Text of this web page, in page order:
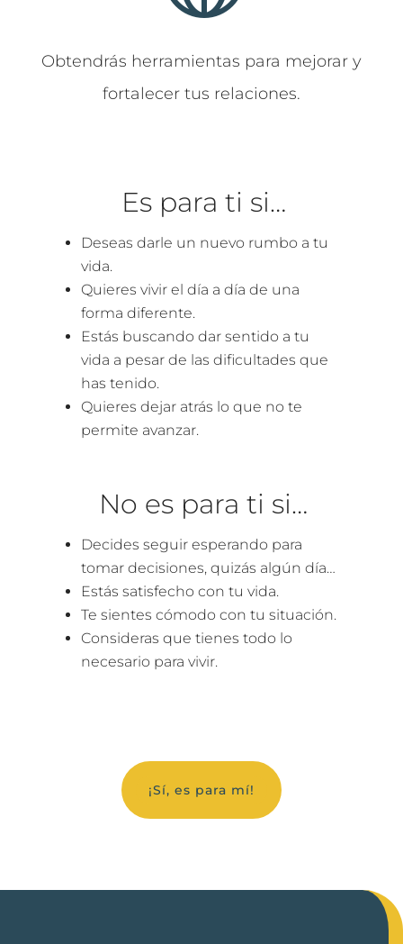
Obtendrás herramientas para mejorar y
fortalecer tus relaciones.
Es para ti si…
Deseas darle un nuevo rumbo a tu
vida.
Quieres vivir el día a día de una
forma diferente.
Estás buscando dar sentido a tu
vida a pesar de las dificultades que
has tenido.
Quieres dejar atrás lo que no te
permite avanzar.
No es para ti si…
Decides seguir esperando para
tomar decisiones, quizás algún día…
Estás satisfecho con tu vida.
Te sientes cómodo con tu situación.
Consideras que tienes todo lo
necesario para vivir.
¡Sí, es para mí!